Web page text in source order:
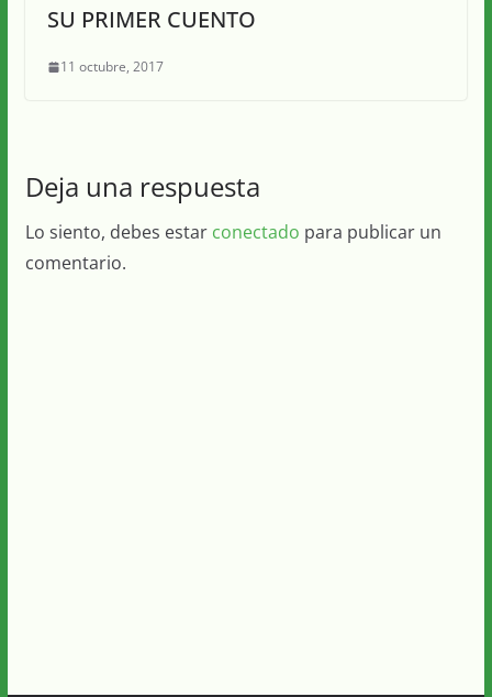
SU PRIMER CUENTO
11 octubre, 2017
Deja una respuesta
Lo siento, debes estar conectado para publicar un
comentario.